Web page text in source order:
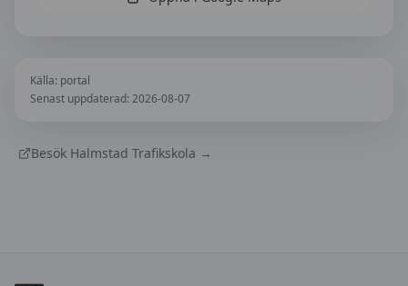
Källa: portal
Senast uppdaterad: 2026-08-07
Besök Halmstad Trafikskola →